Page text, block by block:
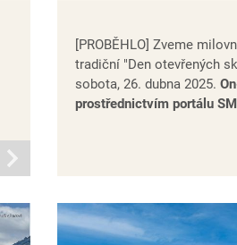
[PROBĚHLO] Zveme
tradiční "Den otevřených
sobota, 26. dubna 2025.
prostřednictvím portálu